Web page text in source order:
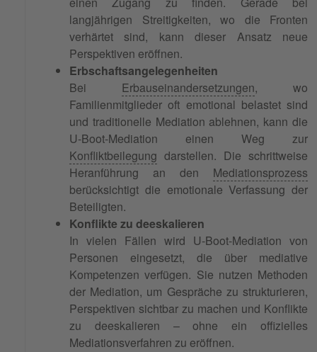
langjährigen Streitigkeiten, wo die Fronten
verhärtet sind, kann dieser Ansatz neue
Perspektiven eröffnen.
Erbschaftsangelegenheiten
Bei Erbauseinandersetzungen, wo
Familienmitglieder oft emotional belastet sind
und traditionelle Mediation ablehnen, kann die
U-Boot-Mediation einen Weg zur
Konfliktbeilegung darstellen. Die schrittweise
Heranführung an den Mediationsprozess
berücksichtigt die emotionale Verfassung der
Beteiligten.
Konflikte zu deeskalieren
In vielen Fällen wird U-Boot-Mediation von
Personen eingesetzt, die über mediative
Kompetenzen verfügen. Sie nutzen Methoden
der Mediation, um Gespräche zu strukturieren,
Perspektiven sichtbar zu machen und Konflikte
zu deeskalieren – ohne ein offizielles
Mediationsverfahren zu eröffnen.